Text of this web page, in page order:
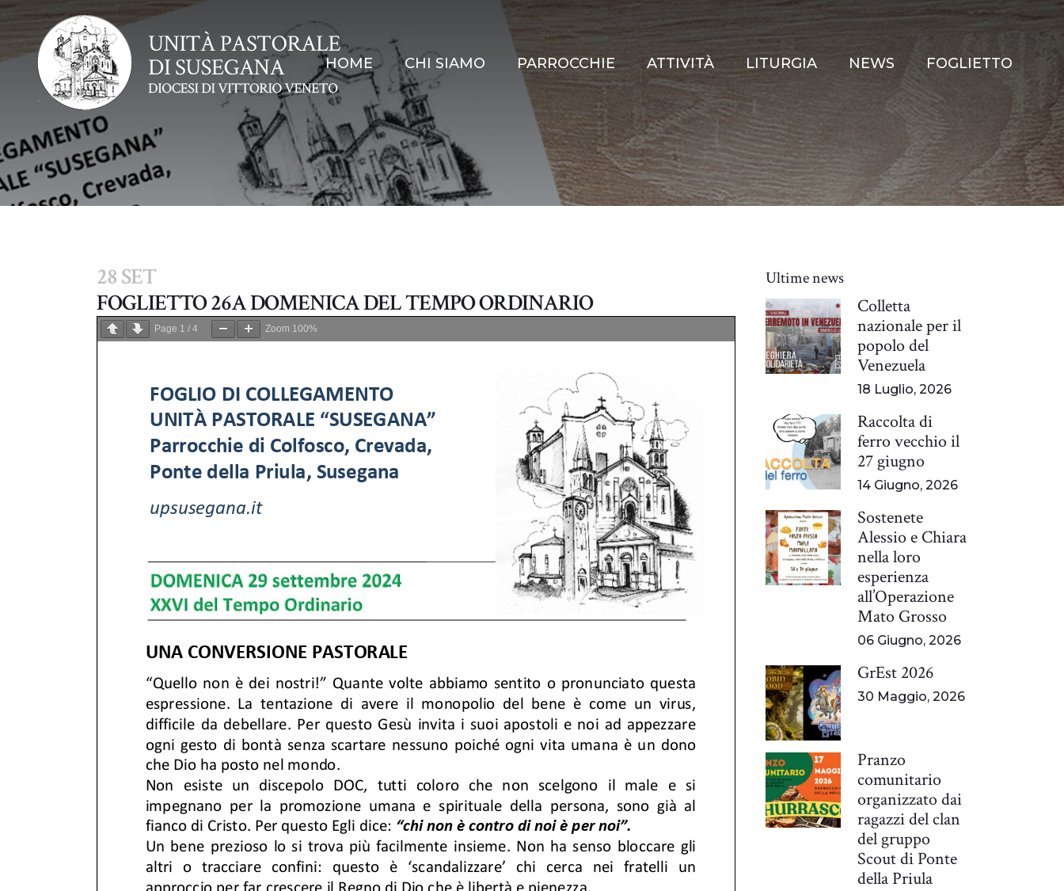
HOME CHI SIAMO PARROCCHIE ATTIVITÀ LITURGIA NEWS FOGLIETTO
28 SET
FOGLIETTO 26A DOMENICA DEL TEMPO ORDINARIO
Page 1 / 4 Zoom 100%
Ultime news
Colletta
nazionale per il
popolo del
Venezuela
18 Luglio, 2026
Raccolta di
ferro vecchio il
27 giugno
14 Giugno, 2026
Sostenete
Alessio e Chiara
nella loro
esperienza
all’Operazione
Mato Grosso
06 Giugno, 2026
GrEst 2026
30 Maggio, 2026
Pranzo
comunitario
organizzato dai
ragazzi del clan
del gruppo
Scout di Ponte
della Priula